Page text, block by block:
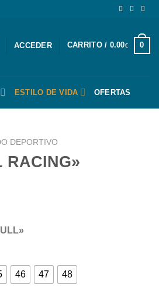
ACCEDER CARRITO / 0.00€ 0
ESTILO DE VIDA OFERTAS
DEPORTIVO
RACING»
46 47 48